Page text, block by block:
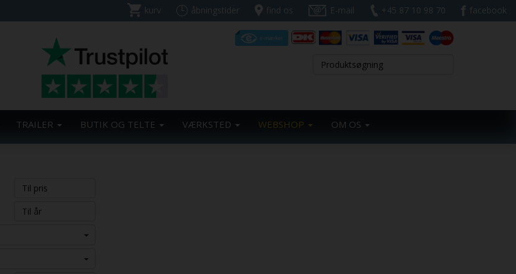
kurv åbningstider find os E-mail +45 87 10 98 70 facebook
TRAILER BUTIK OG TELTE VÆRKSTED WEBSHOP OM OS